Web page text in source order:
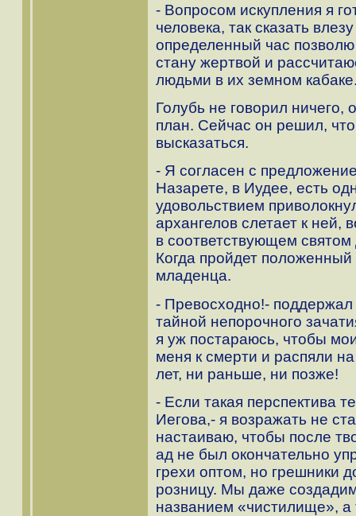
- Вопросом искупления я
человека, так сказать
определенный час
стану жертвой и
людьми в их земном
Голубь не говорил ничего,
план. Сейчас он решил,
высказаться.
- Я согласен с
Назарете, в Иудее, есть
удовольствием
архангелов слетает к ней,
в соответствующем
Когда пройдет положенный
младенца.
- Превосходно!-
тайной непорочного
я уж постараюсь, чтобы
меня к смерти и распяли
лет, ни раньше, ни позже!
- Если такая перспектива
Иегова,- я возражать не
настаиваю, чтобы после
ад не был окончательно
грехи оптом, но грешники
розницу. Мы даже
названием «чистилище»,